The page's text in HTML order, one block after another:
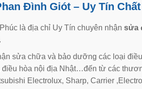
Đình Giót – Uy Tín
là địa chỉ Uy Tín chuyên nhận sửa
sửa chữa và bảo dưỡng các loại
điều hòa nội địa Nhật…đến từ các
Electrolux, Sharp, Carrier